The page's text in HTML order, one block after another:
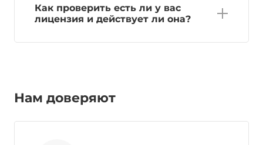
Как проверить есть ли у вас
лицензия и действует ли она?
Нам доверяют